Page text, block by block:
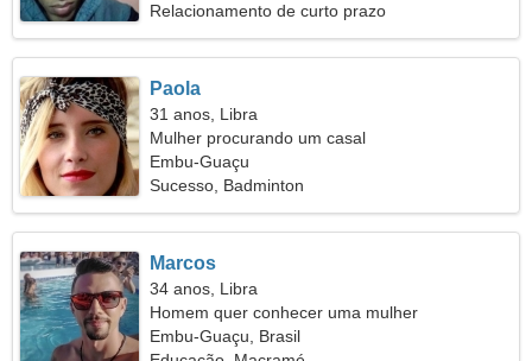
Relacionamento de curto prazo
Paola
31 anos, Libra
Mulher procurando um casal
Embu-Guaçu
Sucesso, Badminton
Marcos
34 anos, Libra
Homem quer conhecer uma mulher
Embu-Guaçu, Brasil